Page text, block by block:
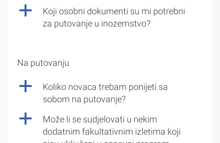
a
Koji osobni dokumenti su mi potrebni
za putovanje u inozemstvo?
Na putovanju
a
Koliko novaca trebam ponijeti sa
sobom na putovanje?
a
Može li se sudjelovati u nekim
dodatnim fakultativnim izletima koji